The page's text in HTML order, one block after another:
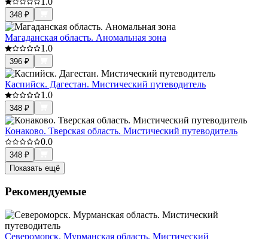
348 ₽
Магаданская область. Аномальная зона
1.0
396 ₽
Каспийск. Дагестан. Мистический путеводитель
1.0
348 ₽
Конаково. Тверская область. Мистический путеводитель
0.0
348 ₽
Показать ещё
Рекомендуемые
Североморск. Мурманская область. Мистический